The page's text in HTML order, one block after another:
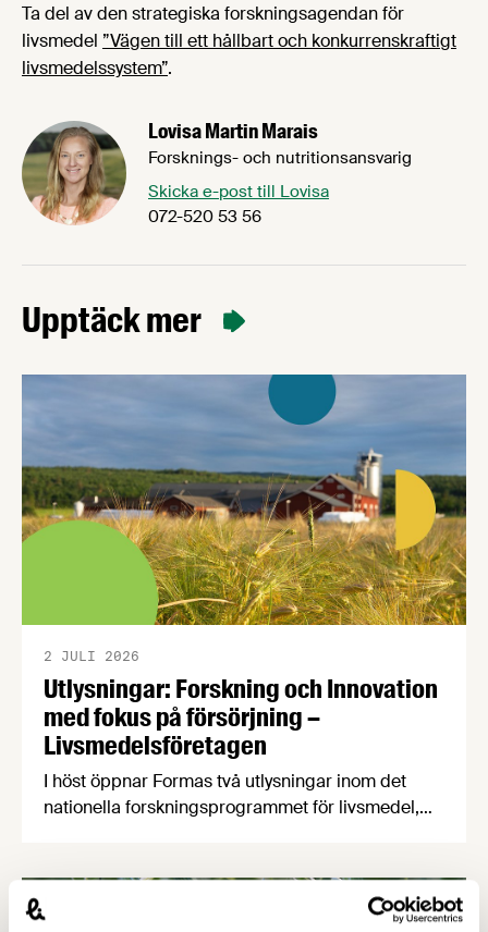
Ta del av den strategiska forskningsagendan för
livsmedel ”Vägen till ett hållbart och konkurrenskraftigt
livsmedelssystem”.
Lovisa Martin Marais
Forsknings- och nutritionsansvarig
Skicka e-post till Lovisa
072-520 53 56
Upptäck mer
Utlysningar: Forskning och Innovation
med fokus på försörjning –
Livsmedelsföretagen
2 JULI 2026
I höst öppnar Formas två utlysningar inom det
nationella forskningsprogrammet för livsmedel,
en motståndskraftig livsmedelsförsörjning”, och
båda syftar till att bana väg för innovationer som